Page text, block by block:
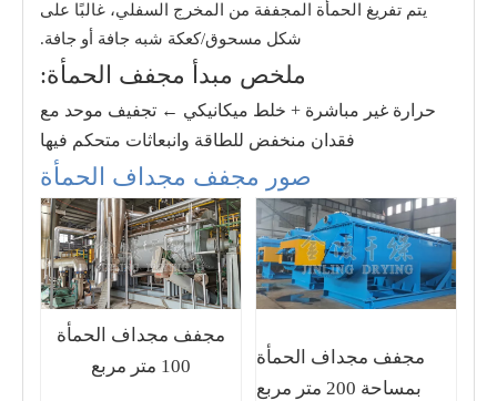
يتم تفريغ الحمأة المجففة من المخرج السفلي، غالبًا على
شكل مسحوق/كعكة شبه جافة أو جافة.
ملخص مبدأ مجفف الحمأة:
حرارة غير مباشرة + خلط ميكانيكي ← تجفيف موحد مع
فقدان منخفض للطاقة وانبعاثات متحكم فيها
صور مجفف مجداف الحمأة
مجفف مجداف الحمأة
بمساحة 200 متر مربع
مجفف مجداف الحمأة
100 متر مربع